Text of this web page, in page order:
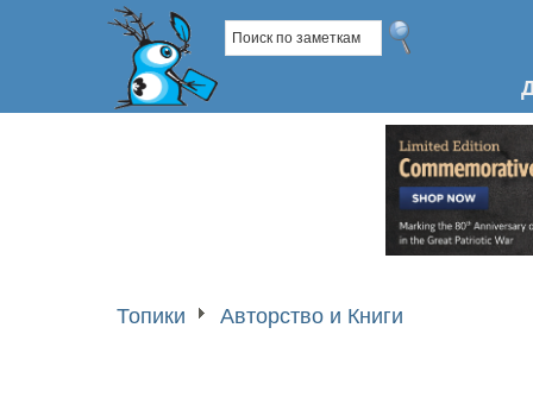
Топики Авторство и Книги